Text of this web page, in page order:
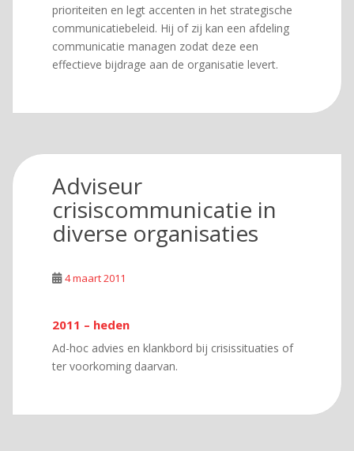
prioriteiten en legt accenten in het strategische
communicatiebeleid. Hij of zij kan een afdeling
communicatie managen zodat deze een
effectieve bijdrage aan de organisatie levert.
Adviseur
crisiscommunicatie in
diverse organisaties
4 maart 2011
2011 – heden
Ad-hoc advies en klankbord bij crisissituaties of
ter voorkoming daarvan.